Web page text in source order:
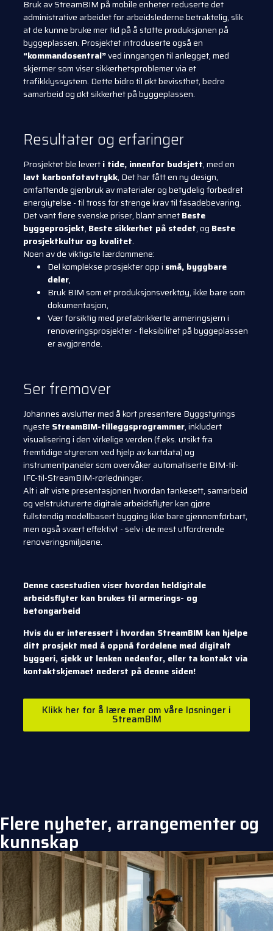
Bruk av StreamBIM på mobile enheter reduserte det
administrative arbeidet for arbeidslederne betraktelig, slik
at de kunne bruke mer tid på å støtte produksjonen på
byggeplassen. Prosjektet introduserte også en
“kommandosentral”ved inngangen til anlegget, med
skjermer som viser sikkerhetsproblemer via et
trafikklyssystem. Dette bidro til økt bevissthet, bedre
samarbeid og økt sikkerhet på byggeplassen.
Resultater og erfaringer
Prosjektet ble leverti tide, innenfor budsjett, med en
lavt karbonfotavtrykk, Det har fått en ny design,
omfattende gjenbruk av materialer og betydelig forbedret
energiytelse - til tross for strenge krav til fasadebevaring.
Det vant flere svenske priser, blant annetBeste
byggeprosjekt, Beste sikkerhet på stedet, og Beste
prosjektkultur og kvalitet.
Noen av de viktigste lærdommene:
Del komplekse prosjekter opp i små, byggbare
deler,
Bruk BIM som et produksjonsverktøy, ikke bare som
dokumentasjon,
Vær forsiktig med prefabrikkerte armeringsjern i
renoveringsprosjekter - fleksibilitet på byggeplassen
er avgjørende.
Ser fremover
Johannes avslutter med å kort presentere Byggstyrings
nyeste StreamBIM-tilleggsprogrammer, inkludert
visualisering i den virkelige verden (f.eks. utsikt fra
fremtidige styrerom ved hjelp av kartdata) og
instrumentpaneler som overvåker automatiserte BIM-til-
IFC-til-StreamBIM-rørledninger.
Alt i alt viste presentasjonen hvordan tankesett, samarbeid
og velstrukturerte digitale arbeidsflyter kan gjøre
fullstendig modellbasert bygging ikke bare gjennomførbart,
men også svært effektivt - selv i de mest utfordrende
renoveringsmiljøene.
Denne casestudien viser hvordan heldigitale
arbeidsflyter kan brukes til armerings- og
betongarbeid
Hvis du er interessert i hvordan StreamBIM kan hjelpe
ditt prosjekt med å oppnå fordelene med digitalt
byggeri, sjekk ut lenken nedenfor, eller ta kontakt via
kontaktskjemaet nederst på denne siden!
Klikk her for å lære mer om våre løsninger i
StreamBIM
Flere nyheter, arrangementer og
kunnskap